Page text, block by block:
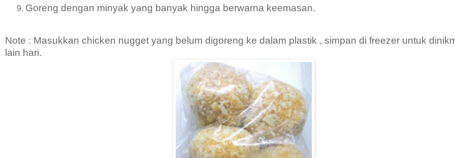
Goreng dengan minyak yang banyak hingga berwarna keemasan.
Note : Masukkan chicken nugget yang belum digoreng ke dalam plastik , simpan di freezer untuk
lain hari.